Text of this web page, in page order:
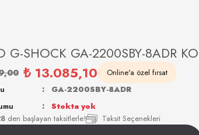
G-SHOCK GA-2200SBY-8ADR
₺ 13.085,10 Online'a özel fırsat
den başlayan taksitlerle! Taksit Seçenekleri
GA-2200SBY-8ADR
Stokta yok